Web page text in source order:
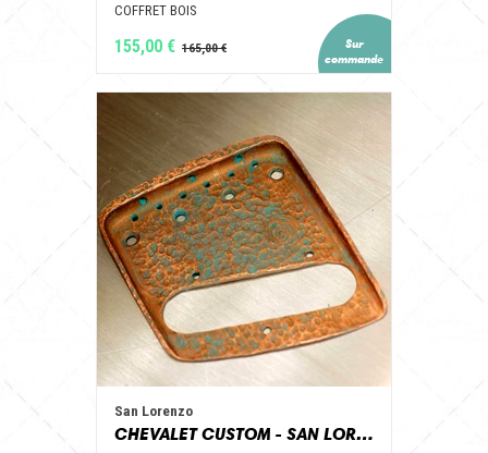
COFFRET BOIS
155,00 €
San Lorenzo
CHEVALET CUSTOM - SAN LORENZO GUITAR PARTS